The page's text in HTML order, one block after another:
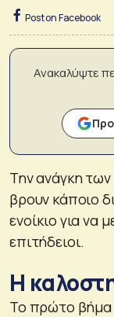
Post on Facebook
Ανακαλύψτε
Την ανάγκη των
βρουν κάποιο
ενοίκιο για να
επιτήδειοι.
Η
Το πρώτο βήμα